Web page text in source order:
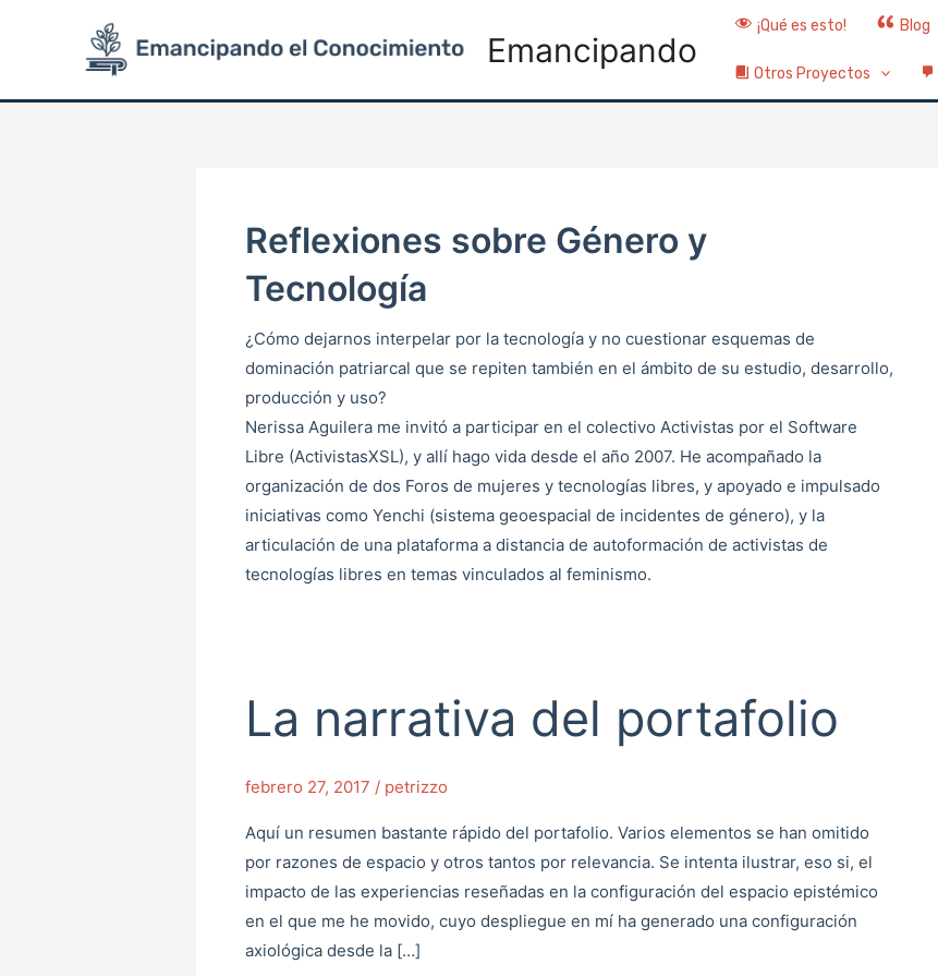
Emancipando
¡Qué es esto! Blog
Otros Proyectos
Reflexiones sobre Género y
Tecnología
¿Cómo dejarnos interpelar por la tecnología y no cuestionar esquemas de
dominación patriarcal que se repiten también en el ámbito de su estudio, desarrollo,
producción y uso?
Nerissa Aguilera me invitó a participar en el colectivo Activistas por el Software
Libre (ActivistasXSL), y allí hago vida desde el año 2007. He acompañado la
organización de dos Foros de mujeres y tecnologías libres, y apoyado e impulsado
iniciativas como Yenchi (sistema geoespacial de incidentes de género), y la
articulación de una plataforma a distancia de autoformación de activistas de
tecnologías libres en temas vinculados al feminismo.
La narrativa del portafolio
febrero 27, 2017 / petrizzo
Aquí un resumen bastante rápido del portafolio. Varios elementos se han omitido
por razones de espacio y otros tantos por relevancia. Se intenta ilustrar, eso si, el
impacto de las experiencias reseñadas en la configuración del espacio epistémico
en el que me he movido, cuyo despliegue en mí ha generado una configuración
axiológica desde la […]
La
narrativa
portafolio
pagination